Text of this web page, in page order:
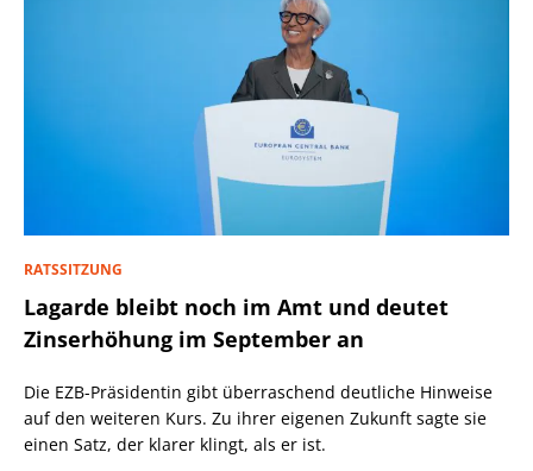
RATSSITZUNG
Lagarde bleibt noch im Amt und deutet
Zinserhöhung im September an
Die EZB-Präsidentin gibt überraschend deutliche Hinweise
auf den weiteren Kurs. Zu ihrer eigenen Zukunft sagte sie
einen Satz, der klarer klingt, als er ist.